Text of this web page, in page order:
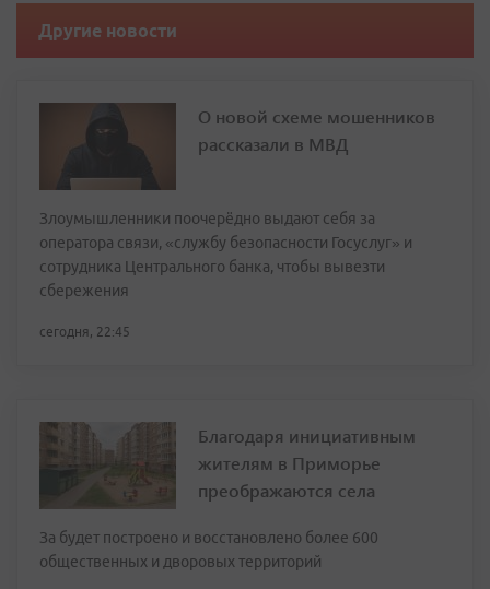
Другие новости
О новой схеме мошенников
рассказали в МВД
Злоумышленники поочерёдно выдают себя за
оператора связи, «службу безопасности Госуслуг» и
сотрудника Центрального банка, чтобы вывезти
сбережения
сегодня, 22:45
Благодаря инициативным
жителям в Приморье
преображаются села
За будет построено и восстановлено более 600
общественных и дворовых территорий